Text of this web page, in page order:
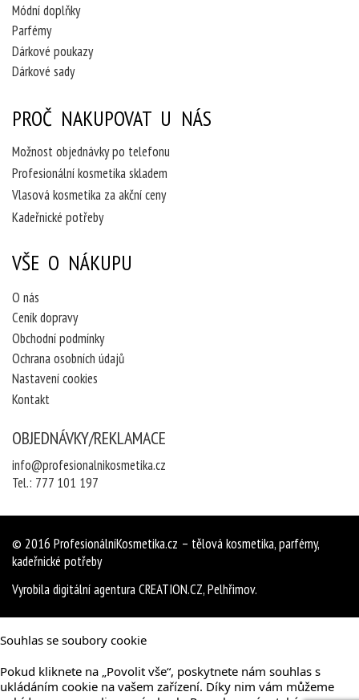
Módní doplňky
Parfémy
Dárkové poukazy
Dárkové sady
PROČ NAKUPOVAT U NÁS
Možnost objednávky po telefonu
Profesionální kosmetika skladem
Vlasová kosmetika za akční ceny
Kadeřnické potřeby
VŠE O NÁKUPU
O nás
Ceník dopravy
Obchodní podmínky
Ochrana osobních údajů
Nastavení cookies
Kontakt
OBJEDNÁVKY/REKLAMACE
info@profesionalnikosmetika.cz
Tel.: 777 101 197
© 2016 ProfesionálníKosmetika.cz – tělová kosmetika, parfémy,
kadeřnické potřeby
Vyrobiladigitální agenturaCREATION.CZ,Pelhřimov.
Souhlas se soubory cookie
Pokud kliknete na „Povolit vše“, poskytnete nám souhlas s
ukládáním cookie na vašem zařízení. Díky nim vám můžeme